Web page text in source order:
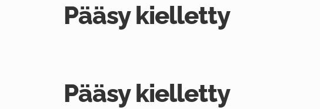
Pääsy kielletty
Pääsy kielletty